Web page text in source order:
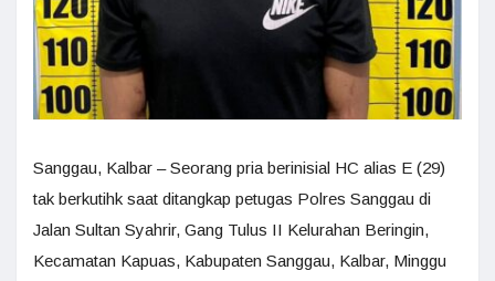
Sanggau, Kalbar – Seorang pria berinisial HC alias E (29)
tak berkutihk saat ditangkap petugas Polres Sanggau di
Jalan Sultan Syahrir, Gang Tulus II Kelurahan Beringin,
Kecamatan Kapuas, Kabupaten Sanggau, Kalbar, Minggu